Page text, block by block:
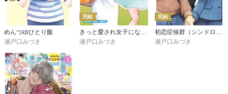
めんつゆひとり飯
瀬戸口みづき
完結
きっと愛され女子になる！
瀬戸口みづき
完結
初恋症候群（シンドローム）
瀬戸口みづき